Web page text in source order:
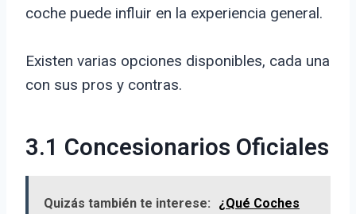
coche puede influir en la experiencia general.
Existen varias opciones disponibles, cada una
con sus pros y contras.
3.1 Concesionarios Oficiales
Quizás también te interese:
¿Qué Coches